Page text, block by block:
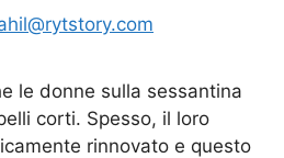
le donne sulla sessantina
corti. Spesso, il loro
rinnovato e questo